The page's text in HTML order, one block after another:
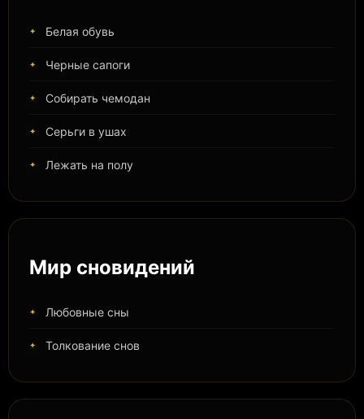
Белая обувь
Черные сапоги
Собирать чемодан
Серьги в ушах
Лежать на полу
Мир сновидений
Любовные сны
Толкование снов